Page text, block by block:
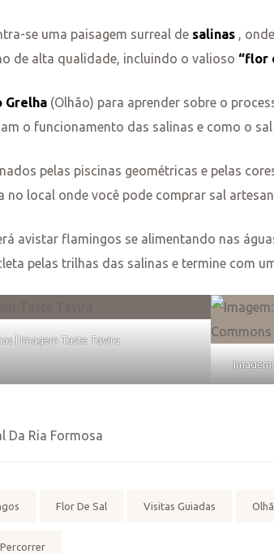
se uma paisagem surreal de salinas ,
de alta qualidade, incluindo o valioso “flor
Grelha (Olhão) para aprender sobre o
o funcionamento das salinas e como o
pelas piscinas geométricas e pelas
no local onde você pode comprar sal
avistar flamingos se alimentando nas
pelas trilhas das salinas e termine com
| Imagem Taste Tavira
Da Ria Formosa
Flor De Sal Visitas Guiadas
Percorrer